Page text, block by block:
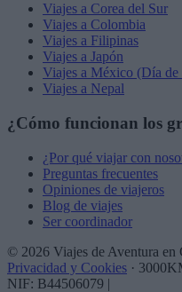
Viajes a Corea del Sur
Viajes a Colombia
Viajes a Filipinas
Viajes a Japón
Viajes a México (Día de
Viajes a Nepal
¿Cómo funcionan los
¿Por qué viajar con
Preguntas frecuentes
Opiniones de viajeros
Blog de viajes
Ser coordinador
© 2026 Viajes de Aventura en
Privacidad y Cookies ·
NIF: B44506079 |